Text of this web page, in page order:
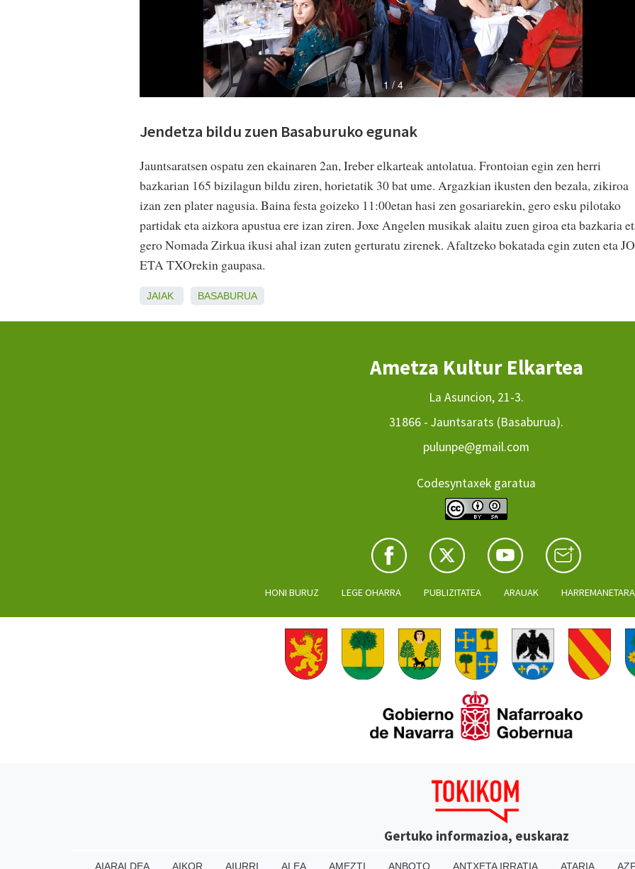
Jendetza bildu zuen Basaburuko egunak
Jauntsaratsen ospatu zen ekainaren 2an, Ireber elkarteak antolatua. Frontoian egin zen herri
bazkarian 165 bizilagun bildu ziren, horietatik 30 bat ume. Argazkian ikusten den bezala, zikiroa
izan zen plater nagusia. Baina festa goizeko 11:00etan hasi zen gosariarekin, gero esku pilotako
partidak eta aizkora apustua ere izan ziren. Joxe Angelen musikak alaitu zuen giroa eta bazkaria
gero Nomada Zirkua ikusi ahal izan zuten gerturatu zirenek. Afaltzeko bokatada egin zuten eta JO
ETA TXOrekin gaupasa.
JAIAK BASABURUA
Ametza Kultur Elkartea
La Asuncion, 21-3.
31866 - Jauntsarats (Basaburua).
pulunpe@gmail.com
Codesyntaxek garatua
HONI BURUZ LEGE OHARRA PUBLIZITATEA ARAUAK
Gertuko informazioa, euskaraz
AIARALDEA AIKOR AIURRI ALEA AMEZTI ANBOTO ANTXETA IRRATIA ATARIA